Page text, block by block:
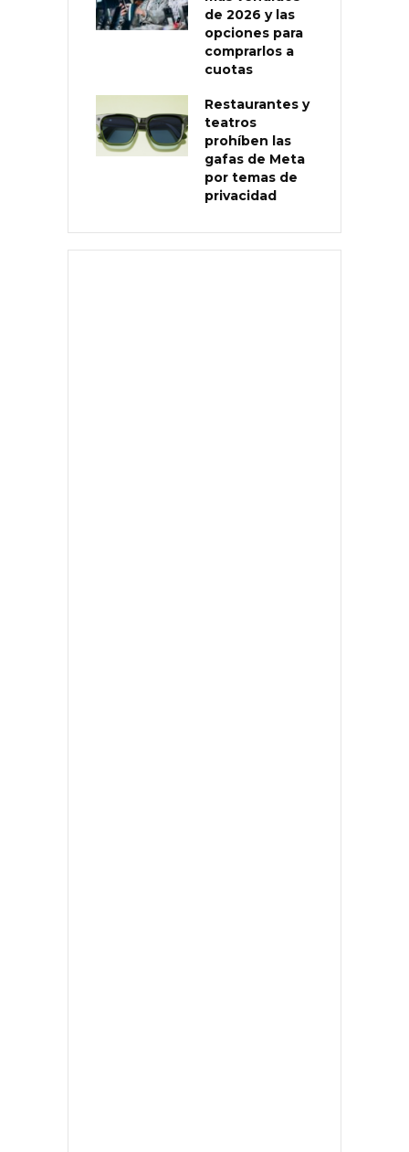
de 2026 y las
opciones para
comprarlos a
cuotas
Restaurantes y
teatros
prohíben las
gafas de Meta
por temas de
privacidad